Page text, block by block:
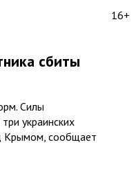
16+
сбиты
Силы
украинских
Крымом, сообщает